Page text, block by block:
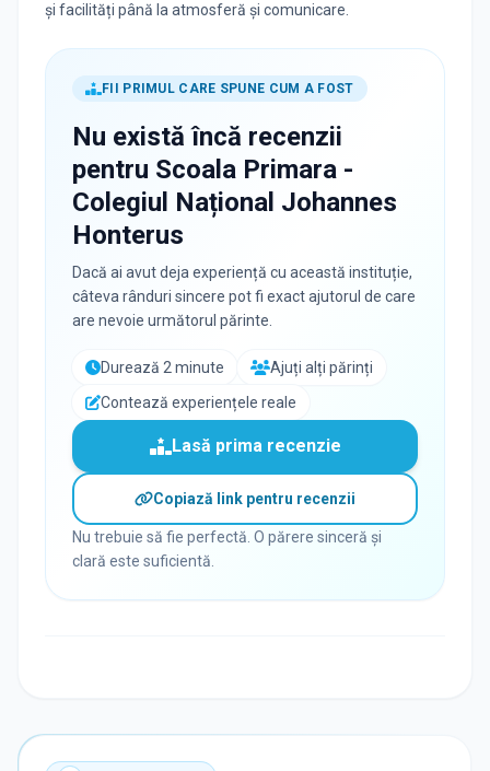
și facilități până la atmosferă și comunicare.
FII PRIMUL CARE SPUNE CUM A FOST
Nu există încă recenzii
pentru Scoala Primara -
Colegiul Național Johannes
Honterus
Dacă ai avut deja experiență cu această instituție,
câteva rânduri sincere pot fi exact ajutorul de care
are nevoie următorul părinte.
Durează 2 minute
Ajuți alți părinți
Contează experiențele reale
Lasă prima recenzie
Copiază link pentru recenzii
Nu trebuie să fie perfectă. O părere sinceră și
clară este suficientă.